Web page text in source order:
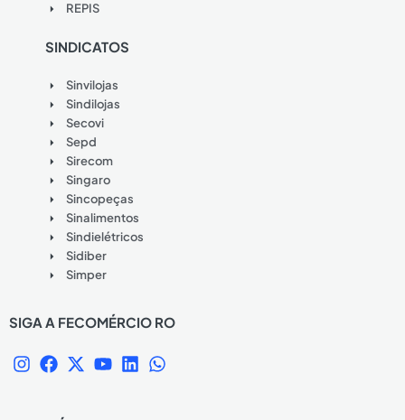
REPIS
SINDICATOS
Sinvilojas
Sindilojas
Secovi
Sepd
Sirecom
Singaro
Sincopeças
Sinalimentos
Sindielétricos
Sidiber
Simper
SIGA A FECOMÉRCIO RO
I
n
F
a
X
-
Y
o
L
i
W
h